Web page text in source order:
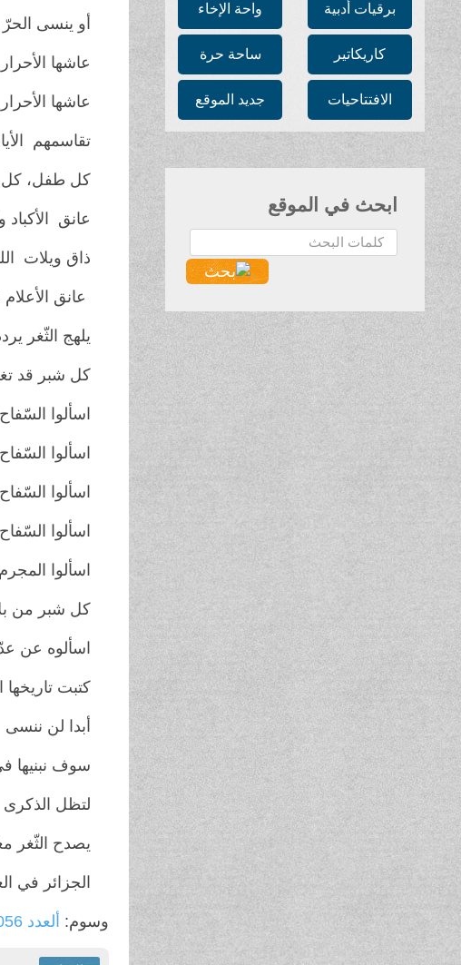
برقيات أدبية واحة الإخاء
كاريكاتير ساحة حرة
الافتتاحيات جديد الموقع
ابحث في الموقع
البحث...
أو ينسى
عاشها
عاشها
تقاسمهم
كل طفل،
عانق الأكباد
ذاق ويلات
عانق
يلهج الثّغر
كل شبر قد
اسألوا
اسألوا
اسألوا
اسألوا
اسألوا
كل شبر من
اسألوه عن
كتبت
أبدا لن
سوف نبنيها
لتظل الذكرى
يصدح الثّغر
الجزائر في
وسوم: ألعدد 1056